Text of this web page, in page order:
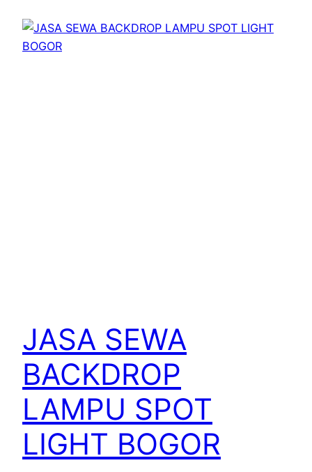
JASA SEWA
BACKDROP
LAMPU SPOT
LIGHT BOGOR